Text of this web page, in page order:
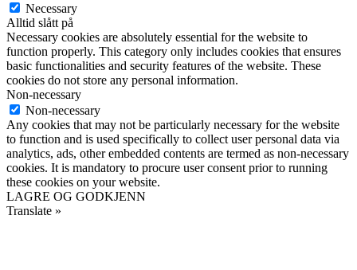
Necessary
Alltid slått på
Necessary cookies are absolutely essential for the website to
function properly. This category only includes cookies that ensures
basic functionalities and security features of the website. These
cookies do not store any personal information.
Non-necessary
Non-necessary
Any cookies that may not be particularly necessary for the website
to function and is used specifically to collect user personal data via
analytics, ads, other embedded contents are termed as non-necessary
cookies. It is mandatory to procure user consent prior to running
these cookies on your website.
LAGRE OG GODKJENN
Translate »